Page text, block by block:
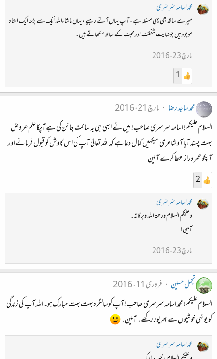
محمد اسامہ سَرسَری
میرے ساتھ بھی یہی مسئلہ ہے ، آپ یہاں آتے رہیے ، یہاں ماشاءاللہ ایک سے بڑھ ایک استاد
موجود ہیں جو نہایت شفقت اور محبت کے ساتھ سکھاتے ہیں۔
مارچ 23، 2016
1
محمد ساجد رضا
مارچ 21، 2016
السلام علیکم! اسامہ سرسری صاحب! میں نے ابهی ہی یہ سائٹ جائن کی ہے آپکا علم عروض
بہت پسند آیا آو شاعری سیکهیں کمال دعا ہے کہ اللہ تعالیٰ آپ کی اس کاوش کو قبول فرمائے اور
آپکو عمر دراز عطا کرے آمین
2
محمد اسامہ سَرسَری
وعلیکم السلام ورحمۃ اللہ وبرکاتہ۔
آمین!
مارچ 23، 2016
تجمل حسین
فروری 11، 2016
السلام علیکم! محمد اسامہ سرسری صاحب! آپ کو سالگرہ بہت بہت مبارک ہو۔ اللہ آپ کی زندگی
کو یونہی خوشیوں سے بھرپور رکھے۔ آمین۔
محمد اسامہ سَرسَری